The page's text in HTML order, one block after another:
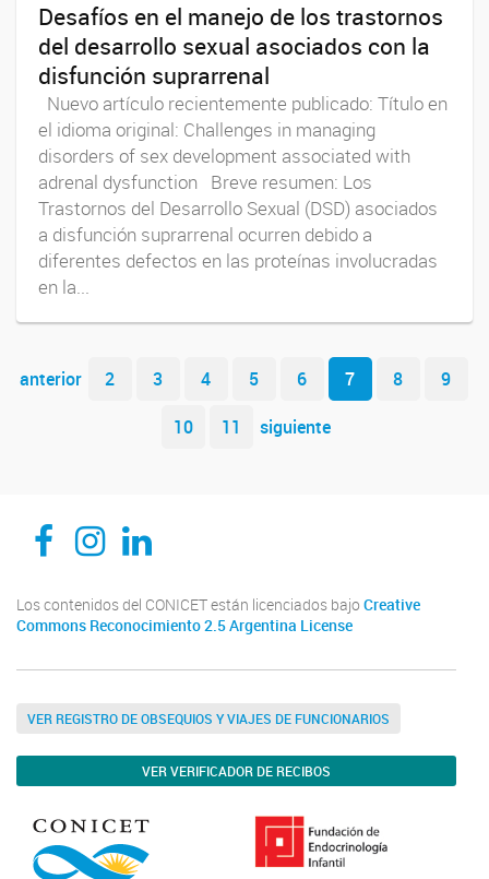
Desafíos en el manejo de los trastornos
del desarrollo sexual asociados con la
disfunción suprarrenal
Nuevo artículo recientemente publicado: Título en
el idioma original: Challenges in managing
disorders of sex development associated with
adrenal dysfunction Breve resumen: Los
Trastornos del Desarrollo Sexual (DSD) asociados
a disfunción suprarrenal ocurren debido a
diferentes defectos en las proteínas involucradas
en la...
Navegador de artículos
anterior 2 3 4 5 6 7 8
9
10
11 siguiente
CEDIE, Centro de Investigaciones Endocrinológicas Dr. César Bergadá
CEDIE, Centro de Investigaciones Endocrinológicas Dr. César Bergadá
CEDIE, Centro de Investigaciones Endocrinológicas Dr. César Bergadá
Los contenidos del CONICET están licenciados bajo Creative
Commons Reconocimiento 2.5 Argentina License
VER REGISTRO DE OBSEQUIOS Y VIAJES DE FUNCIONARIOS
VER VERIFICADOR DE RECIBOS